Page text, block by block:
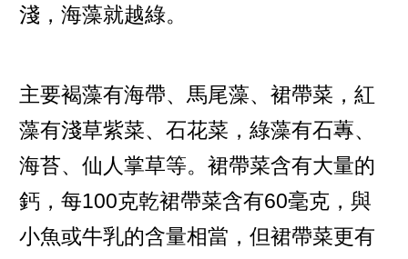
淺，海藻就越綠。
主要褐藻有海帶、馬尾藻、裙帶菜，紅
藻有淺草紫菜、石花菜，綠藻有石蓴、
海苔、仙人掌草等。裙帶菜含有大量的
鈣，每100克乾裙帶菜含有60毫克，與
小魚或牛乳的含量相當，但裙帶菜更有